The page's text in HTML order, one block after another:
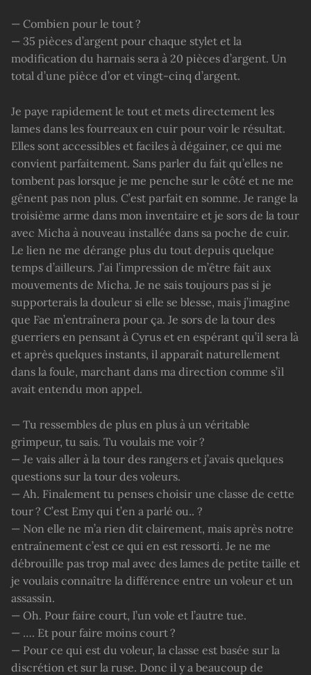
— Combien pour le tout ?
— 35 pièces d’argent pour chaque stylet et la
modification du harnais sera à 20 pièces d’argent. Un
total d’une pièce d’or et vingt-cinq d’argent.
Je paye rapidement le tout et mets directement les
lames dans les fourreaux en cuir pour voir le résultat.
Elles sont accessibles et faciles à dégainer, ce qui me
convient parfaitement. Sans parler du fait qu’elles ne
tombent pas lorsque je me penche sur le côté et ne me
gênent pas non plus. C’est parfait en somme. Je range la
troisième arme dans mon inventaire et je sors de la tour
avec Micha à nouveau installée dans sa poche de cuir.
Le lien ne me dérange plus du tout depuis quelque
temps d’ailleurs. J’ai l’impression de m’être fait aux
mouvements de Micha. Je ne sais toujours pas si je
supporterais la douleur si elle se blesse, mais j’imagine
que Fae m’entraînera pour ça. Je sors de la tour des
guerriers en pensant à Cyrus et en espérant qu’il sera là
et après quelques instants, il apparaît naturellement
dans la foule, marchant dans ma direction comme s’il
avait entendu mon appel.
— Tu ressembles de plus en plus à un véritable
grimpeur, tu sais. Tu voulais me voir ?
— Je vais aller à la tour des rangers et j’avais quelques
questions sur la tour des voleurs.
— Ah. Finalement tu penses choisir une classe de cette
tour ? C’est Emy qui t’en a parlé ou.. ?
— Non elle ne m’a rien dit clairement, mais après notre
entraînement c’est ce qui en est ressorti. Je ne me
débrouille pas trop mal avec des lames de petite taille et
je voulais connaître la différence entre un voleur et un
assassin.
— Oh. Pour faire court, l’un vole et l’autre tue.
— …. Et pour faire moins court ?
— Pour ce qui est du voleur, la classe est basée sur la
discrétion et sur la ruse. Donc il y a beaucoup de